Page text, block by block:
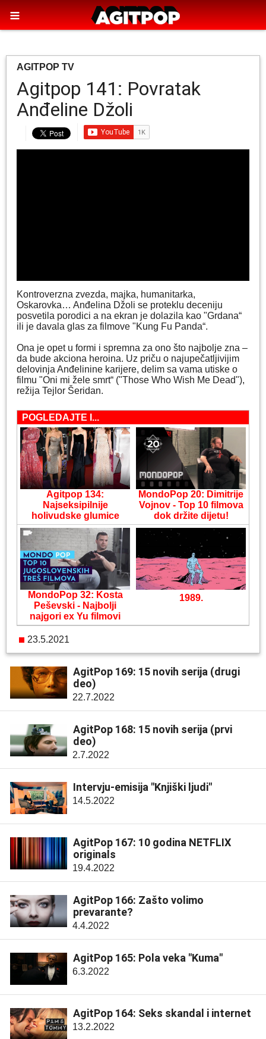
AGITPOP TV
Agitpop 141: Povratak
Anđeline Džoli
Kontroverzna zvezda, majka, humanitarka,
Oskarovka… Anđelina Džoli se proteklu deceniju
posvetila porodici a na ekran je dolazila kao "Grdana“
ili je davala glas za filmove "Kung Fu Panda“.
Ona je opet u formi i spremna za ono što najbolje zna –
da bude akciona heroina. Uz priču o najupečatljivijim
delovinja Anđelinine karijere, delim sa vama utiske o
filmu "Oni mi žele smrt“ ("Those Who Wish Me Dead"),
režija Tejlor Šeridan.
POGLEDAJTE I...
Agitpop 134:
Najseksipilnije
holivudske glumice
MondoPop 20: Dimitrije
Vojnov - Top 10 filmova
dok držite dijetu!
MondoPop 32: Kosta
Peševski - Najbolji
najgori ex Yu filmovi
1989.
23.5.2021
AgitPop 169: 15 novih serija (drugi
deo)
22.7.2022
AgitPop 168: 15 novih serija (prvi
deo)
2.7.2022
Intervju-emisija "Knjiški ljudi"
14.5.2022
AgitPop 167: 10 godina NETFLIX
originals
19.4.2022
AgitPop 166: Zašto volimo
prevarante?
4.4.2022
AgitPop 165: Pola veka "Kuma"
6.3.2022
AgitPop 164: Seks skandal i internet
13.2.2022